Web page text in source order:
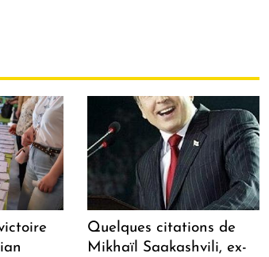
Quelques citations de
Mikhaïl Saakashvili, ex-